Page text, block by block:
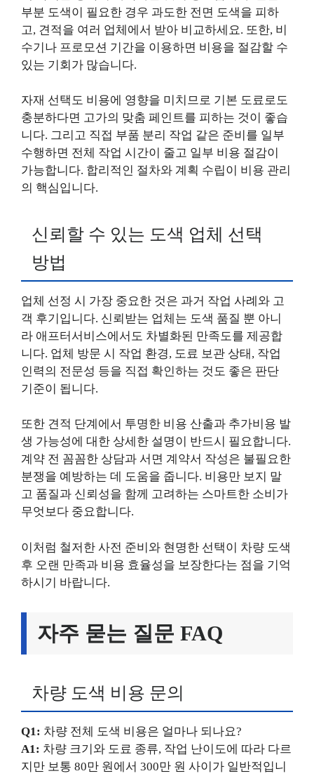
부분 도색이 필요한 경우 과도한 전면 도색을 피하
고, 견적을 여러 업체에서 받아 비교하세요. 또한, 비
수기나 프로모션 기간을 이용하면 비용을 절감할 수
있는 기회가 많습니다.
자재 선택도 비용에 영향을 미치므로 기본 도료로도
충분하다면 고가의 맞춤 페인트를 피하는 것이 좋습
니다. 그리고 직접 부품 분리 작업 같은 준비를 일부
수행하면 전체 작업 시간이 줄고 일부 비용 절감이
가능합니다. 합리적인 절차와 계획 수립이 비용 관리
의 핵심입니다.
신뢰할 수 있는 도색 업체 선택
방법
업체 선정 시 가장 중요한 것은 과거 작업 사례와 고
객 후기입니다. 신뢰받는 업체는 도색 품질 뿐 아니
라 애프터서비스에서도 차별화된 만족도를 제공합
니다. 업체 방문 시 작업 환경, 도료 보관 상태, 작업
인력의 전문성 등을 직접 확인하는 것도 좋은 판단
기준이 됩니다.
또한 견적 단계에서 투명한 비용 산출과 추가비용 발
생 가능성에 대한 상세한 설명이 반드시 필요합니다.
계약 전 꼼꼼한 상담과 서면 계약서 작성은 불필요한
분쟁을 예방하는 데 도움을 줍니다. 비용만 보지 말
고 품질과 신뢰성을 함께 고려하는 스마트한 소비가
무엇보다 중요합니다.
이처럼 철저한 사전 준비와 현명한 선택이 차량 도색
후 오랜 만족과 비용 효율성을 보장한다는 점을 기억
하시기 바랍니다.
자주 묻는 질문 FAQ
차량 도색 비용 문의
Q1: 차량 전체 도색 비용은 얼마나 되나요?
A1: 차량 크기와 도료 종류, 작업 난이도에 따라 다르
지만 보통 80만 원에서 300만 원 사이가 일반적입니